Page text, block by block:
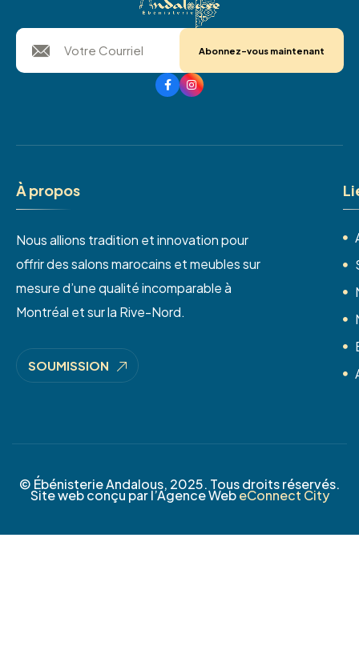
Abonnez-vous maintenant
À propos
Nous allions tradition et innovation pour
offrir des salons marocains et meubles sur
mesure d’une qualité incomparable à
Montréal et sur la Rive-Nord.
SOUMISSION
Li
© Ébénisterie Andalous, 2025. Tous droits réservés.
Site web conçu par l’Agence WebeConnect City